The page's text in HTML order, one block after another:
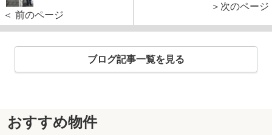
＜ 前のページ
＞次のページ
ブログ記事一覧を見る
おすすめ物件